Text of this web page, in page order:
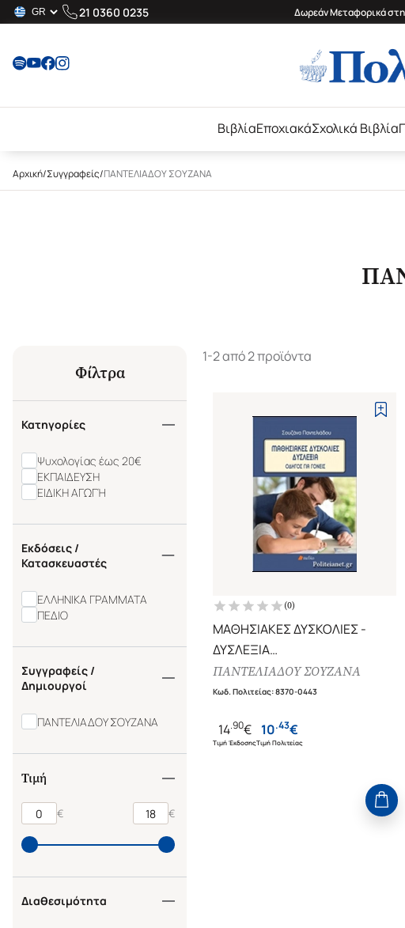
21 0360 0235 Δωρεάν Μεταφορικά
ΒιβλίαΕποχιακάΣχολικά Βιβλία
Αρχική/Συγγραφείς/ΠΑΝΤΕΛΙΑΔΟΥ ΣΟΥΖΑΝΑ
Φίλτρα
Κατηγορίες
Ψυχολογίας έως 20€
ΕΚΠΑΙΔΕΥΣΗ
ΕΙΔΙΚΗ ΑΓΩΓΉ
Εκδόσεις /
Κατασκευαστές
ΕΛΛΗΝΙΚΑ ΓΡΑΜΜΑΤΑ
ΠΕΔΙΟ
Συγγραφείς /
Δημιουργοί
ΠΑΝΤΕΛΙΑΔΟΥ ΣΟΥΖΑΝΑ
Τιμή
€ €
Διαθεσιμότητα
1-2 από 2 προϊόντα
(0)
ΜΑΘΗΣΙΑΚΕΣ ΔΥΣΚΟΛΙΕΣ -
ΔΥΣΛΕΞΙΑ
ΟΔΗΓΟΣ ΓΙΑ ΓΟΝΕΙΣ
ΠΑΝΤΕΛΙΑΔΟΥ ΣΟΥΖΑΝΑ
Κωδ. Πολιτείας:8370-0443
14.90€
Τιμή Έκδοσης
10.43€
Τιμή Πολιτείας